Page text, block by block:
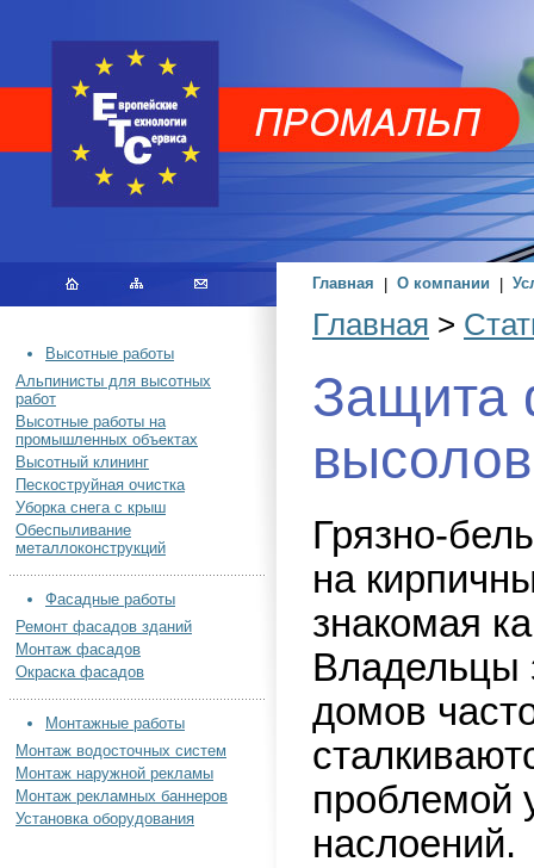
Главная О компании
Высотные работы
Альпинисты для высотных
работ
Высотные работы на
промышленных объектах
Высотный клининг
Пескоструйная очистка
Уборка снега с крыш
Обеспыливание
металлоконструкций
Фасадные работы
Ремонт фасадов зданий
Монтаж фасадов
Окраска фасадов
Монтажные работы
Монтаж водосточных систем
Монтаж наружной рекламы
Монтаж рекламных баннеров
Установка оборудования
Главная >
Защита
высолов
Грязно-
на
знакомая
Владельцы
домов
проблемой
наслоений.